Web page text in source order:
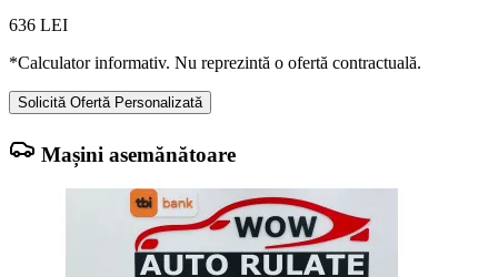
636 LEI
*Calculator informativ. Nu reprezintă o ofertă contractuală.
Solicită Ofertă Personalizată
Mașini asemănătoare